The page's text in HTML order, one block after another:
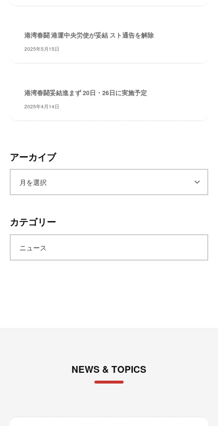
～
港湾春闘 港運中央労使が妥結 スト通告を解除
2025年5月15日
港湾春闘妥結進まず 20日・26日に実施予定
2025年4月14日
アーカイブ
カ
イ
カテゴリー
ニュース
NEWS & TOPICS